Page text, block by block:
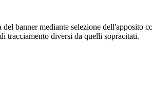
banner mediante selezione
tracciamento diversi da quelli sopracitati.